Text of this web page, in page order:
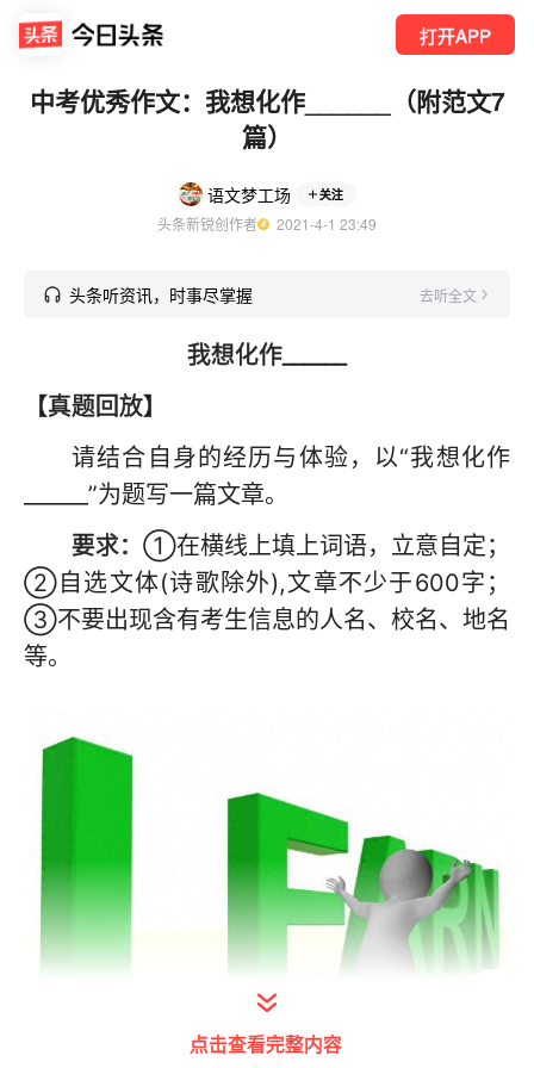
打开APP
中考优秀作文：我想化作______（附范文7
篇）
语文梦工场 关注
头条新锐创作者
  2021-4-1 23:49
头条听资讯，时事尽掌握 去听全文
我想化作______
【真题回放】
请结合自身的经历与体验，以“我想化作
______”为题写一篇文章。
要求： ①在横线上填上词语，立意自定；
②自选文体(诗歌除外),文章不少于600字；
③不要出现含有考生信息的人名、校名、地名
等。
点击查看完整内容